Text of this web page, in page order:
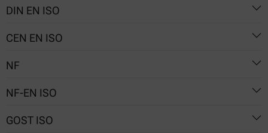
5530-2
DIN EN ISO
5530-2
CEN EN ISO
5530-2
NF
V03-717-2
NF-EN ISO
5530-2
GOST ISO